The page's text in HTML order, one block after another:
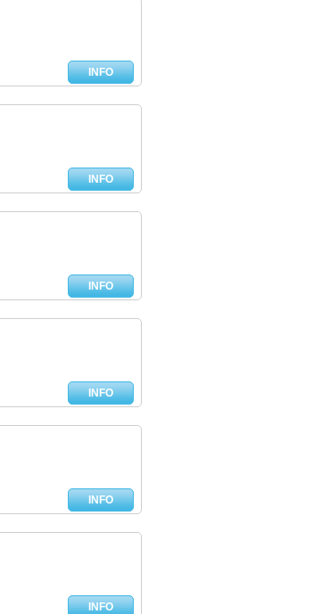
INFO
INFO
INFO
INFO
INFO
INFO